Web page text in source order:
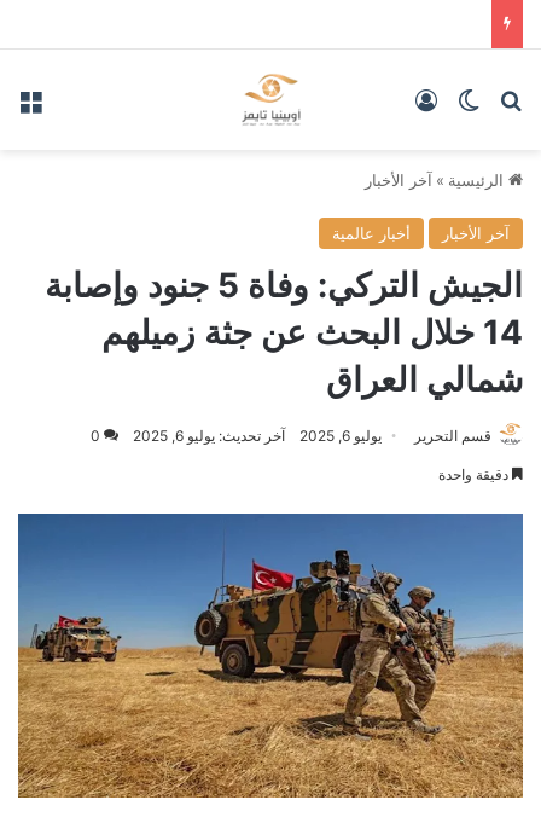
بحث عنالوضع المظلم
الرئيسية » آخر الأخبار
آخر الأخبار أخبار عالمية
الجيش التركي: وفاة 5 جنود وإصابة
14 خلال البحث عن جثة زميلهم
شمالي العراق
قسم التحرير يوليو 6, 2025 آخر تحديث: يوليو 6, 2025 0
دقيقة واحدة